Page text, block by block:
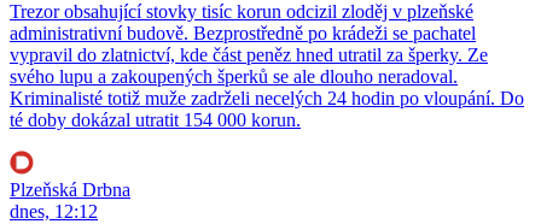
Trezor obsahující stovky tisíc korun odcizil zloděj v plzeňské
administrativní budově. Bezprostředně po krádeži se pachatel
vypravil do zlatnictví, kde část peněz hned utratil za šperky. Ze
svého lupu a zakoupených šperků se ale dlouho neradoval.
Kriminalisté totiž muže zadrželi necelých 24 hodin po vloupání. Do
té doby dokázal utratit 154 000 korun.
Plzeňská Drbna
dnes, 12:12